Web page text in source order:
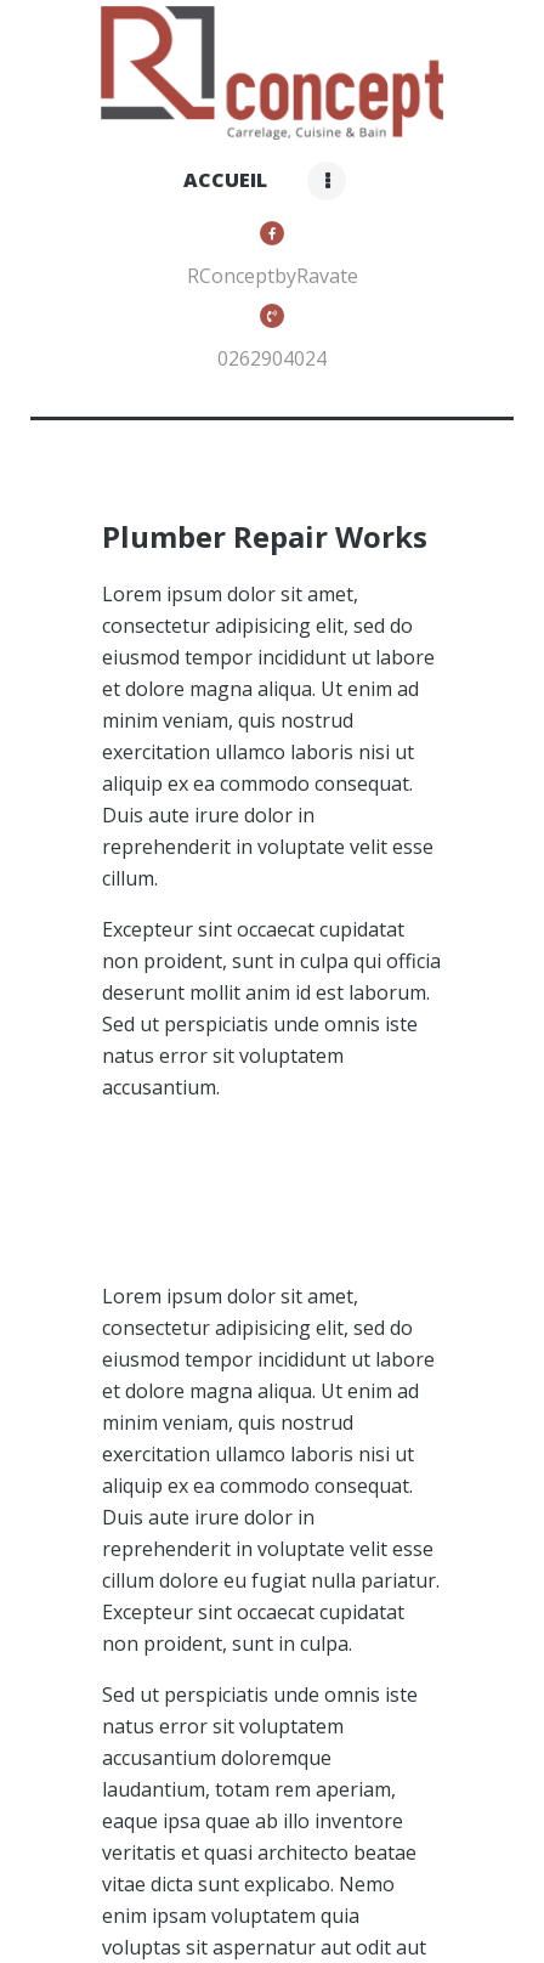
ACCUEIL
RConceptbyRavate
0262904024
RCONCEPT BY RAVATE
Carrelage, cuisines et bain
ACCUEIL
QUI SOMMES-NOUS ?
Plumber Repair Works
Lorem ipsum dolor sit amet,
consectetur adipisicing elit, sed do
eiusmod tempor incididunt ut labore
et dolore magna aliqua. Ut enim ad
minim veniam, quis nostrud
exercitation ullamco laboris nisi ut
aliquip ex ea commodo consequat.
Duis aute irure dolor in
reprehenderit in voluptate velit esse
cillum.
Excepteur sint occaecat cupidatat
non proident, sunt in culpa qui officia
deserunt mollit anim id est laborum.
Sed ut perspiciatis unde omnis iste
natus error sit voluptatem
accusantium.
Lorem ipsum dolor sit amet,
consectetur adipisicing elit, sed do
eiusmod tempor incididunt ut labore
et dolore magna aliqua. Ut enim ad
minim veniam, quis nostrud
exercitation ullamco laboris nisi ut
aliquip ex ea commodo consequat.
Duis aute irure dolor in
reprehenderit in voluptate velit esse
cillum dolore eu fugiat nulla pariatur.
Excepteur sint occaecat cupidatat
non proident, sunt in culpa.
Sed ut perspiciatis unde omnis iste
natus error sit voluptatem
accusantium doloremque
laudantium, totam rem aperiam,
eaque ipsa quae ab illo inventore
veritatis et quasi architecto beatae
vitae dicta sunt explicabo. Nemo
enim ipsam voluptatem quia
voluptas sit aspernatur aut odit aut